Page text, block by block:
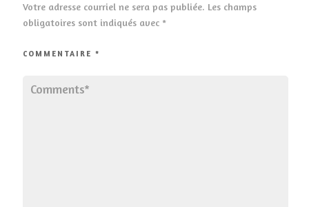
Votre adresse courriel ne sera pas publiée. Les champs
obligatoires sont indiqués avec *
COMMENTAIRE *